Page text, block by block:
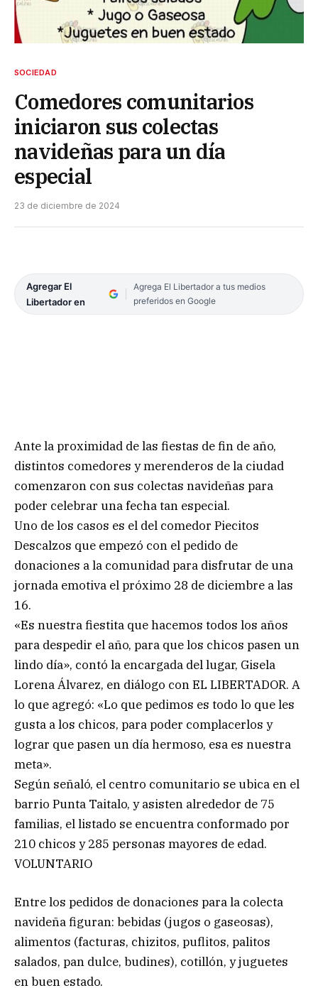
SOCIEDAD
Comedores comunitarios
iniciaron sus colectas
navideñas para un día
especial
23 de diciembre de 2024
Agregar El
Libertador en
Agrega El Libertador a tus medios
preferidos en Google
Ante la proximidad de las fiestas de fin de año,
distintos comedores y merenderos de la ciudad
comenzaron con sus colectas navideñas para
poder celebrar una fecha tan especial.
Uno de los casos es el del comedor Piecitos
Descalzos que empezó con el pedido de
donaciones a la comunidad para disfrutar de una
jornada emotiva el próximo 28 de diciembre a las
16.
«Es nuestra fiestita que hacemos todos los años
para despedir el año, para que los chicos pasen un
lindo día», contó la encargada del lugar, Gisela
Lorena Álvarez, en diálogo con EL LIBERTADOR. A
lo que agregó: «Lo que pedimos es todo lo que les
gusta a los chicos, para poder complacerlos y
lograr que pasen un día hermoso, esa es nuestra
meta».
Según señaló, el centro comunitario se ubica en el
barrio Punta Taitalo, y asisten alrededor de 75
familias, el listado se encuentra conformado por
210 chicos y 285 personas mayores de edad.
VOLUNTARIO
Entre los pedidos de donaciones para la colecta
navideña figuran: bebidas (jugos o gaseosas),
alimentos (facturas, chizitos, puflitos, palitos
salados, pan dulce, budines), cotillón, y juguetes
en buen estado.